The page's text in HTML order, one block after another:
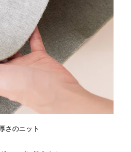
さのニット